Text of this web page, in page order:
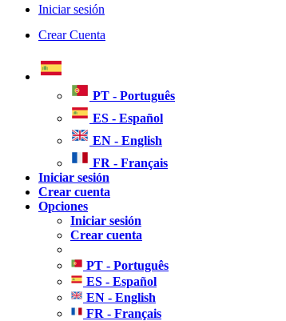
Iniciar sesión
Crear Cuenta
PT - Português
ES - Español
EN - English
FR - Français
Iniciar sesión
Crear cuenta
Opciones
Iniciar sesión
Crear cuenta
PT - Português
ES - Español
EN - English
FR - Français